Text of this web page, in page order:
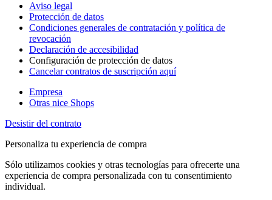
Aviso legal
Protección de datos
Condiciones generales de contratación y política de
revocación
Declaración de accesibilidad
Configuración de protección de datos
Cancelar contratos de suscripción aquí
Empresa
Otras nice Shops
Desistir del contrato
Personaliza tu experiencia de compra
Sólo utilizamos cookies y otras tecnologías para ofrecerte una
experiencia de compra personalizada con tu consentimiento
individual.